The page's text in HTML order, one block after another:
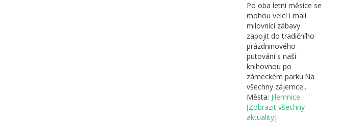
Po oba letní měsíce se
mohou velcí i malí
milovníci zábavy
zapojit do tradičního
prázdninového
putování s naší
knihovnou po
zámeckém parku.Na
všechny zájemce...
Města: Jilemnice
[Zobrazit všechny
aktuality]